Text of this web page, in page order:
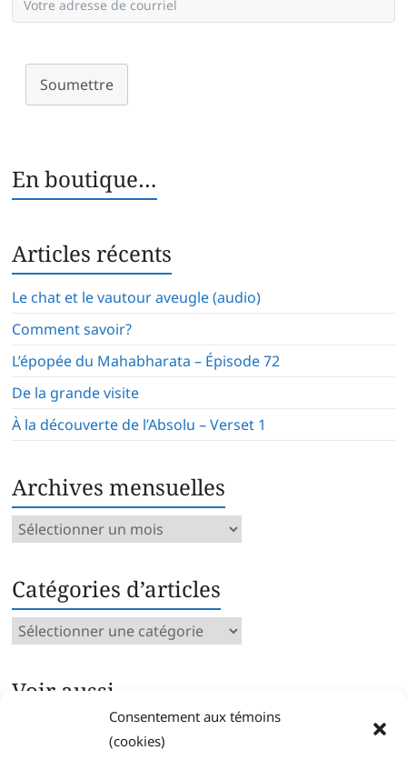
Consentement aux témoins
(cookies)
Soumettre
En boutique…
Articles récents
Le chat et le vautour aveugle (audio)
Comment savoir?
L’épopée du Mahabharata – Épisode 72
De la grande visite
À la découverte de l’Absolu – Verset 1
Archives mensuelles
Archives
Catégories d’articles
Catégories
Voir aussi…
Archives intégrales
Articles parus par catégorie